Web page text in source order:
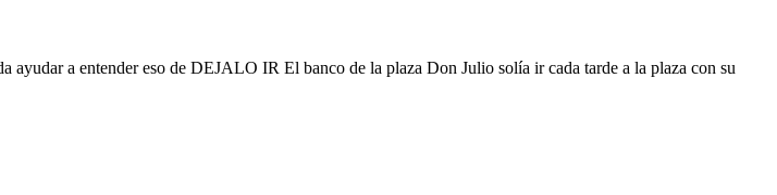
a entender eso de DEJALO IR El banco de la plaza Don Julio solía ir cada tarde a la plaza con su